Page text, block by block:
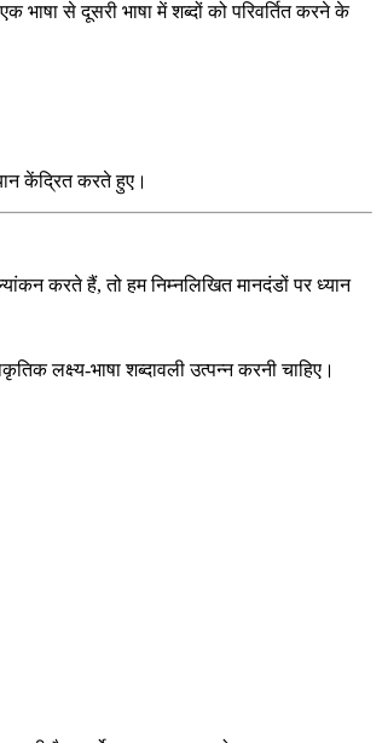
से दूसरी भाषा में शब्दों को परिवर्तित करने के
केंद्रित करते हुए।
करते हैं, तो हम निम्नलिखित मानदंडों पर ध्यान
लक्ष्य-भाषा शब्दावली उत्पन्न करनी चाहिए।